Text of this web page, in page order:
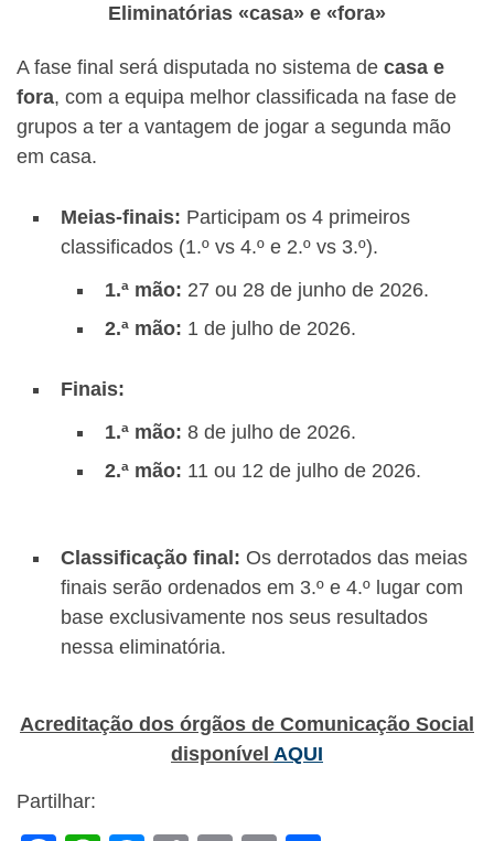
Eliminatórias «casa» e «fora»
A fase final será disputada no sistema de casa e
fora, com a equipa melhor classificada na fase de
grupos a ter a vantagem de jogar a segunda mão
em casa.
Meias-finais: Participam os 4 primeiros
classificados (1.º vs 4.º e 2.º vs 3.º).
1.ª mão: 27 ou 28 de junho de 2026.
2.ª mão: 1 de julho de 2026.
Finais:
1.ª mão: 8 de julho de 2026.
2.ª mão: 11 ou 12 de julho de 2026.
Classificação final: Os derrotados das meias
finais serão ordenados em 3.º e 4.º lugar com
base exclusivamente nos seus resultados
nessa eliminatória.
Acreditação dos órgãos de Comunicação Social
disponível AQUI
Partilhar: